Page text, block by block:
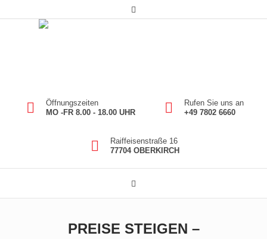
Öffnungszeiten
MO -FR 8.00 - 18.00 UHR
Rufen Sie uns an
+49 7802 6660
Raiffeisenstraße 16
77704 OBERKIRCH
PREISE STEIGEN –